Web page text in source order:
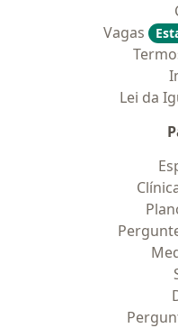
Vagas
Lei da